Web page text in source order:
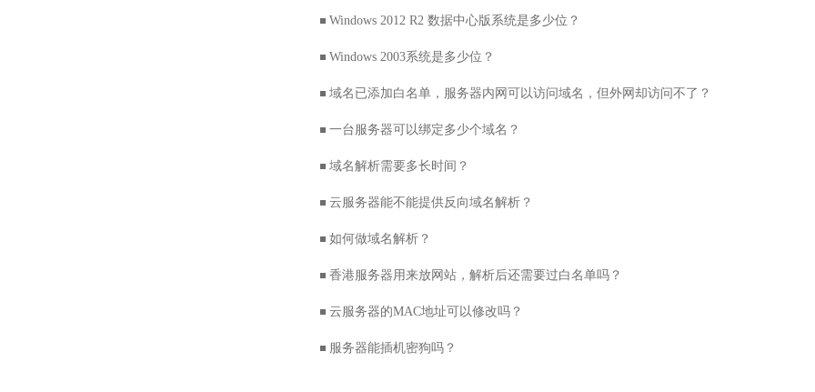
Windows 2012 R2 数据中心版系统是多少位？
Windows 2003系统是多少位？
域名已添加白名单，服务器内网可以访问域名，但外网却访问不了？
一台服务器可以绑定多少个域名？
域名解析需要多长时间？
云服务器能不能提供反向域名解析？
如何做域名解析？
香港服务器用来放网站，解析后还需要过白名单吗？
云服务器的MAC地址可以修改吗？
服务器能插机密狗吗？